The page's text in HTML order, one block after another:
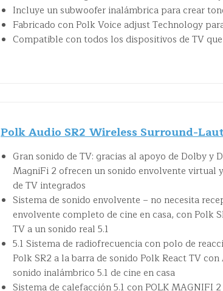
Incluye un subwoofer inalámbrica para crear
Fabricado con Polk Voice adjust Technology
Compatible con todos los dispositivos de TV
Polk Audio SR2 Wireless Surround-
Gran sonido de TV: gracias al apoyo de Dolby y
MagniFi 2 ofrecen un sonido envolvente virtual
de TV integrados
Sistema de sonido envolvente – no necesita
envolvente completo de cine en casa, con Polk
TV a un sonido real 5.1
5.1 Sistema de radiofrecuencia con polo de
Polk SR2 a la barra de sonido Polk React TV
sonido inalámbrico 5.1 de cine en casa
Sistema de calefacción 5.1 con POLK MAGNIFI